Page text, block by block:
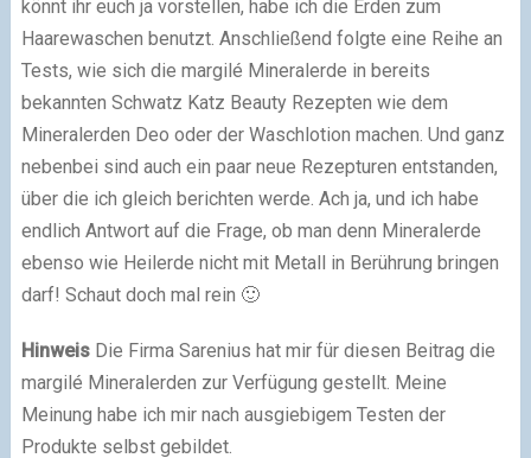
könnt ihr euch ja vorstellen, habe ich die Erden zum
Haarewaschen benutzt. Anschließend folgte eine Reihe an
Tests, wie sich die margilé Mineralerde in bereits
bekannten Schwatz Katz Beauty Rezepten wie dem
Mineralerden Deo oder der Waschlotion machen. Und ganz
nebenbei sind auch ein paar neue Rezepturen entstanden,
über die ich gleich berichten werde. Ach ja, und ich habe
endlich Antwort auf die Frage, ob man denn Mineralerde
ebenso wie Heilerde nicht mit Metall in Berührung bringen
darf! Schaut doch mal rein 🙂
HinweisDie Firma Sarenius hat mir für diesen Beitrag die
margilé Mineralerden zur Verfügung gestellt. Meine
Meinung habe ich mir nach ausgiebigem Testen der
Produkte selbst gebildet.